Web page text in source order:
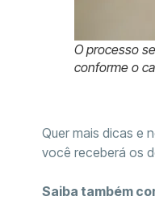
O processo
conforme o
Quer mais dicas e
você receberá os
Saiba também